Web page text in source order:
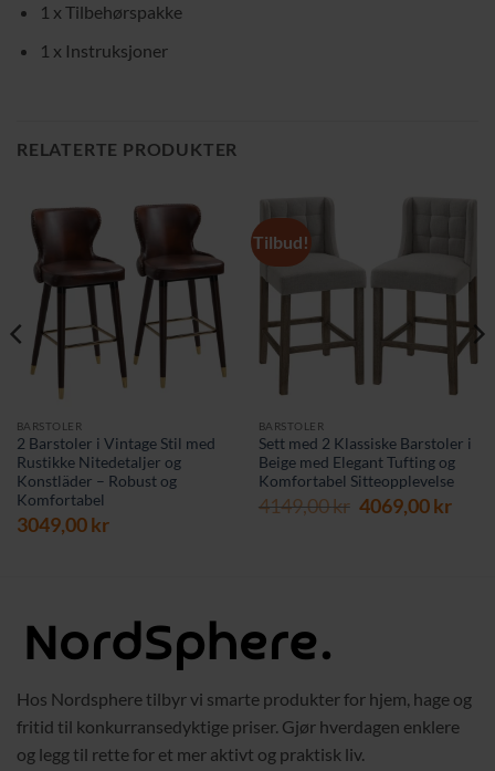
1 x Tilbehørspakke
1 x Instruksjoner
RELATERTE PRODUKTER
BARSTOLER
2 Barstoler i Vintage Stil med
Rustikke Nitedetaljer og
Konstläder – Robust og
Komfortabel
3049,00kr
Tilbud!
BARSTOLER
Sett med 2 Klassiske Barstoler i
Beige med Elegant Tufting og
Komfortabel Sitteopplevelse
4149,00kr Opprinnelig
4069,00kr
Hos Nordsphere tilbyr vi smarte produkter for hjem, hage og
fritid til konkurransedyktige priser. Gjør hverdagen enklere
og legg til rette for et mer aktivt og praktisk liv.